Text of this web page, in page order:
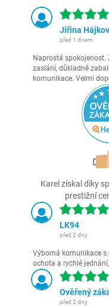
Jiřina
před 1 dnem
Naprostá
zaslání, důkladně
komunikace. Velmi
Karel získal díky
prestižní
LK94
před 2 dny
Výborná komunikace s
ochota a rychlé
Ověřený
před 2 dny